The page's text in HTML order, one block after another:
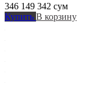
346 149 342 сум
Купить В корзину